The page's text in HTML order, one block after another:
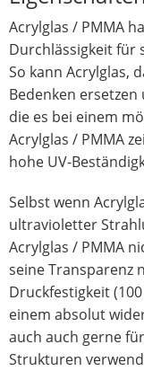
Acrylglas / PMMA
Durchlässigkeit für
So kann Acrylglas,
Bedenken
die es bei einem
Acrylglas / PMMA
hohe UV-
Selbst wenn
ultravioletter
Acrylglas / PMMA
seine Transparenz
Druckfestigkeit
einem absolut
auch auch gerne
Strukturen